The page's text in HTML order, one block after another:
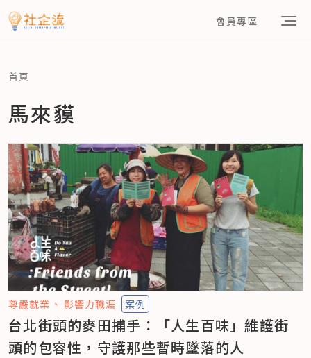
會員專區
首頁
馬來貘
尊嚴就業 影響力職涯 案例
台北街頭的麥田捕手：「人生百味」維護街
頭的包容性，守護那些暫時墜落的人